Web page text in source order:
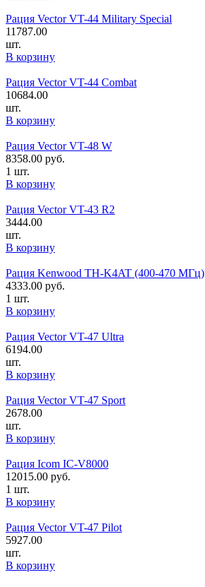
Рация Vector VT-44 Military Special
11787.00
шт.
В корзину
Рация Vector VT-44 Combat
10684.00
шт.
В корзину
Рация Vector VT-48 W
8358.00 руб.
1 шт.
В корзину
Рация Vector VT-43 R2
3444.00
шт.
В корзину
Рация Kenwood TH-K4AT (400-470 МГц)
4333.00 руб.
1 шт.
В корзину
Рация Vector VT-47 Ultra
6194.00
шт.
В корзину
Рация Vector VT-47 Sport
2678.00
шт.
В корзину
Рация Icom IC-V8000
12015.00 руб.
1 шт.
В корзину
Рация Vector VT-47 Pilot
5927.00
шт.
В корзину